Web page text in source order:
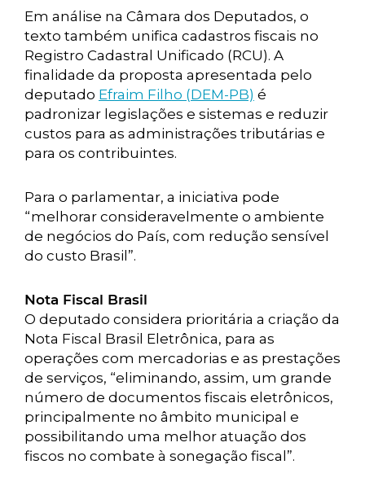
Em análise na Câmara dos Deputados, o
texto também unifica cadastros fiscais no
Registro Cadastral Unificado (RCU). A
finalidade da proposta apresentada pelo
deputado Efraim Filho (DEM-PB) é
padronizar legislações e sistemas e reduzir
custos para as administrações tributárias e
para os contribuintes.
Para o parlamentar, a iniciativa pode
“melhorar consideravelmente o ambiente
de negócios do País, com redução sensível
do custo Brasil”.
Nota Fiscal Brasil
O deputado considera prioritária a criação da
Nota Fiscal Brasil Eletrônica, para as
operações com mercadorias e as prestações
de serviços, “eliminando, assim, um grande
número de documentos fiscais eletrônicos,
principalmente no âmbito municipal e
possibilitando uma melhor atuação dos
fiscos no combate à sonegação fiscal”.